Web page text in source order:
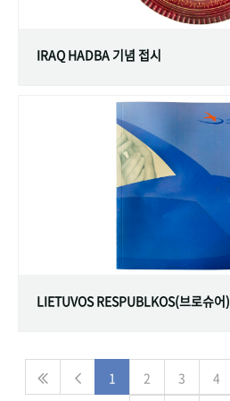
IRAQ HADBA 기념 접시
LIETUVOS RESPUBLKOS(브로슈어)
1 2 3 4